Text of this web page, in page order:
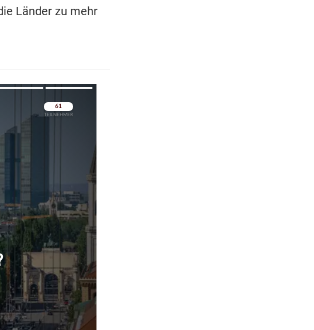
Länder zu mehr
Überspringen
Überspringen